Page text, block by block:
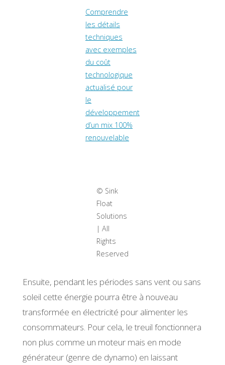
Comprendre
les détails
techniques
avec exemples
du coût
technologique
actualisé pour
le
développement
d’un mix 100%
renouvelable
© Sink
Float
Solutions
| All
Rights
Reserved
Ensuite, pendant les périodes sans vent ou sans
soleil cette énergie pourra être à nouveau
transformée en électricité pour alimenter les
consommateurs. Pour cela, le treuil fonctionnera
non plus comme un moteur mais en mode
générateur (genre de dynamo) en laissant